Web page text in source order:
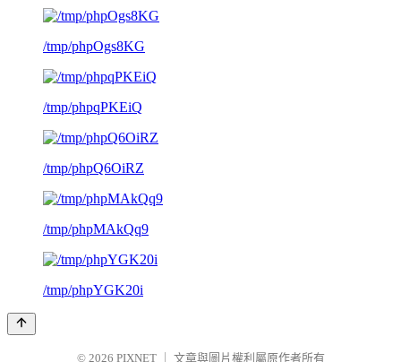
/tmp/phpOgs8KG
/tmp/phpqPKEiQ
/tmp/phpQ6OiRZ
/tmp/phpMAkQq9
/tmp/phpYGK20i
© 2026 PIXNET 文章與圖片權利屬原作者所有